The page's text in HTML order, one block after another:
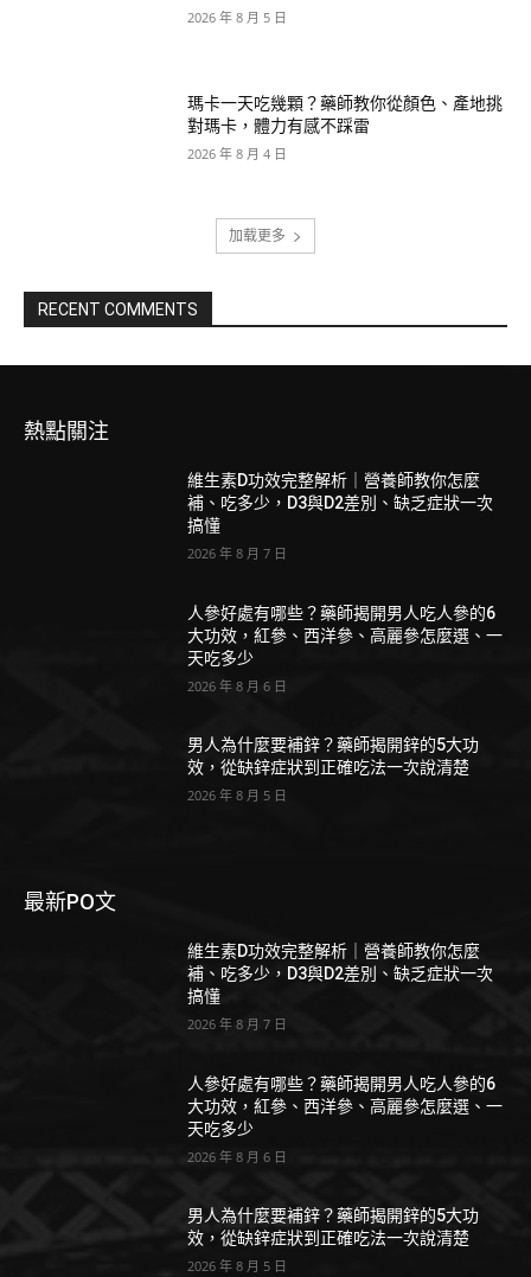
2026 年 8 月 5 日
瑪卡一天吃幾顆？藥師教你從顏色、產地挑
對瑪卡，體力有感不踩雷
2026 年 8 月 4 日
加载更多
RECENT COMMENTS
熱點關注
維生素D功效完整解析｜營養師教你怎麼
補、吃多少，D3與D2差別、缺乏症狀一次
搞懂
2026 年 8 月 7 日
人參好處有哪些？藥師揭開男人吃人參的6
大功效，紅參、西洋參、高麗參怎麼選、一
天吃多少
2026 年 8 月 6 日
男人為什麼要補鋅？藥師揭開鋅的5大功
效，從缺鋅症狀到正確吃法一次說清楚
2026 年 8 月 5 日
最新PO文
維生素D功效完整解析｜營養師教你怎麼
補、吃多少，D3與D2差別、缺乏症狀一次
搞懂
2026 年 8 月 7 日
人參好處有哪些？藥師揭開男人吃人參的6
大功效，紅參、西洋參、高麗參怎麼選、一
天吃多少
2026 年 8 月 6 日
男人為什麼要補鋅？藥師揭開鋅的5大功
效，從缺鋅症狀到正確吃法一次說清楚
2026 年 8 月 5 日